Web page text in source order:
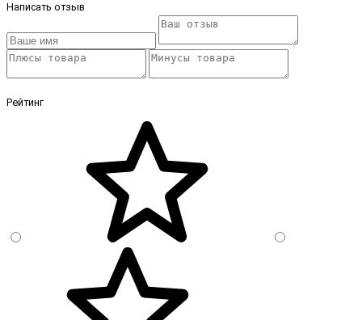
Написать отзыв
Рейтинг